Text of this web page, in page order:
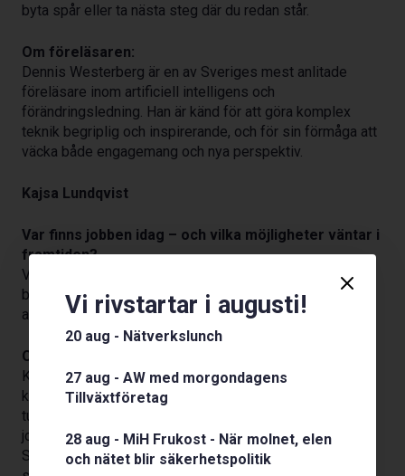
byta spår eller ta nästa steg där du redan står.
Om föreläsaren:
Dennis Westerberg är en av Sveriges mest anlitade
föreläsare inom artificiell intelligens och
förändringsledning. Han är känd för att göra komplex
teknik begriplig och inspirerande, och för sin förmåga att
väcka både engagemang och nya perspektiv.
Kajsa Lundqvist
Var finns jobben idag – och vilka möjligheter väntar i
framtiden?
Vi tittar närmare på vad arbetsgivare efterfrågar, vilka
branscher som växer och hur du kan stärka dina chanser
att få jobb.
Om föreläsaren:
Kajsa Lundqvist, klassrumskommunikatör inom
konceptet Arbetsmarknadskunskap, möter årligen
tusentals unga och vuxna runtom i Skåne för att prata
jobb, utbildning och framtid ur ett arbetsgivarperspektiv.
Syftet är att inspirera och motivera till mer genomtänkta
Vi rivstartar i augusti!
20 aug - Nätverkslunch
27 aug - AW med morgondagens
Tillväxtföretag
28 aug - MiH Frukost - När molnet, elen
och nätet blir säkerhetspolitik